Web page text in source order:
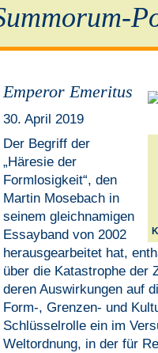
Emperor Emeritus
30. April 2019
Der Begriff der
„Häresie der
Formlosigkeit“, den
Martin Mosebach in
seinem gleichnamigen
Essayband von 2002
herausgearbeitet hat,
über die Katastrophe der
deren Auswirkungen auf
Form-, Grenzen- und
Schlüsselrolle ein im
Weltordnung, in der für